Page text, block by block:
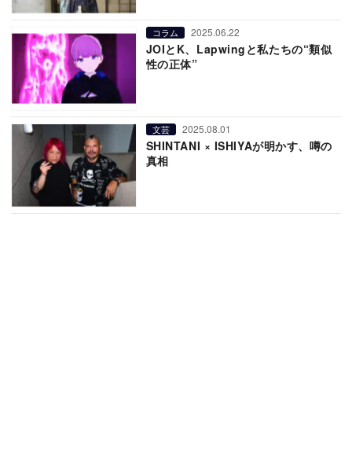
コラム 2025.06.22
JOIとK、Lapwingと私たちの“類似
性の正体”
文芸 2025.08.01
SHINTANI × ISHIYAが明かす、噂の
真相